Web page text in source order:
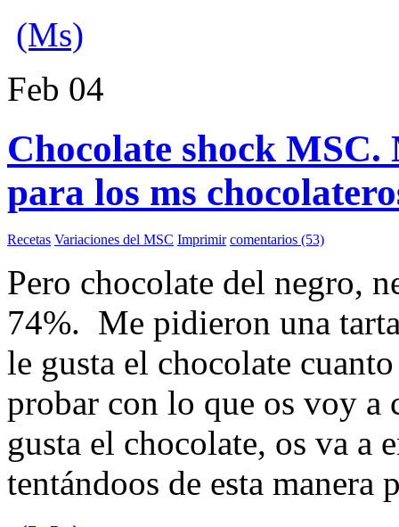
(Ms)
Feb 04
Chocolate shock
para los ms
Recetas Variaciones del MSC Imprimir comentarios (53)
Pero chocolate del negro,
74%. Me pidieron una
le gusta el chocolate
probar con lo que os voy
gusta el chocolate, os va a
tentándoos de esta manera